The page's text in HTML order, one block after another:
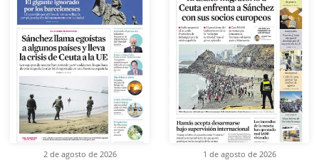
2 de agosto de 2026 1 de agosto de 2026